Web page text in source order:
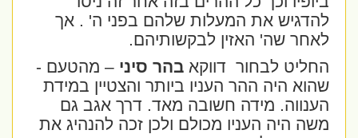
להדגיש את המעלות שלהם בפני ה' . אך
לאחר שה' האזין לבקשותיהם.
החליט לבחור דווקאבהר סיני– מהטעם -
שהוא היה ההר העניו ביותר והצטיין במידת
הענווה. מידה חשובה מאד. דרך אגב גם
משה היה העניו מכולם ולכן זכה להנהיג את